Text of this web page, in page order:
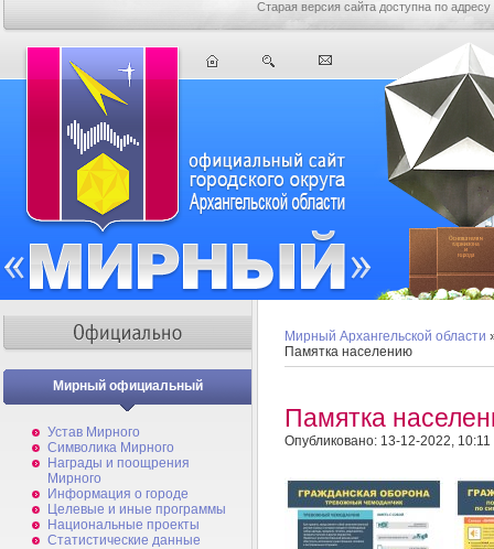
Старая версия сайта доступна по адресу
Мирный официальный
Устав Мирного
Символика Мирного
Награды и поощрения
Мирного
Информация о городе
Целевые и иные программы
Национальные проекты
Статистические данные
Мирный Архангельской области
Памятка населению
Памятка
Опубликовано: 13-12-2022, 10:11